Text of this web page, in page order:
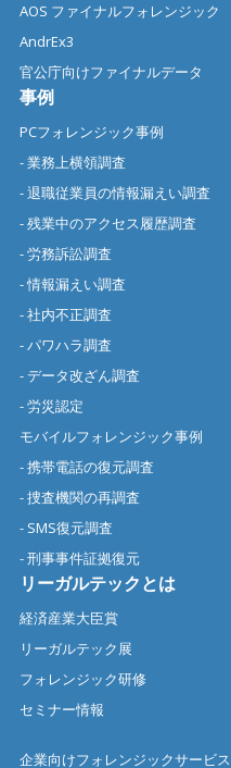
AOS ファイナルフォレンジック
AndrEx3
官公庁向けファイナルデータ
事例
PCフォレンジック事例
- 業務上横領調査
- 退職従業員の情報漏えい調査
- 残業中のアクセス履歴調査
- 労務訴訟調査
- 情報漏えい調査
- 社内不正調査
- パワハラ調査
- データ改ざん調査
- 労災認定
モバイルフォレンジック事例
- 携帯電話の復元調査
- 捜査機関の再調査
- SMS復元調査
- 刑事事件証拠復元
リーガルテックとは
経済産業大臣賞
リーガルテック展
フォレンジック研修
セミナー情報
企業向けフォレンジックサービス